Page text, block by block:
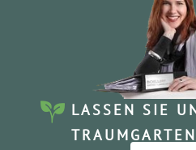
LASSEN SIE